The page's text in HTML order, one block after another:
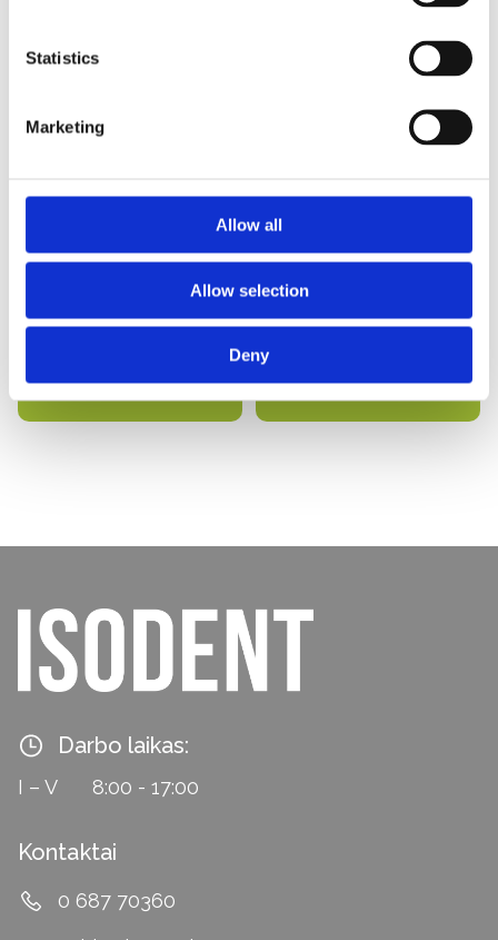
Statistics
Marketing
Allow all
Allow selection
Deny
protezams
9.00
„IsoDent“ milteliai
protezams (fiksuojamoji
10.00€
Darbo laikas:
I – V 8:00 - 17:00
Kontaktai
0 687 70360